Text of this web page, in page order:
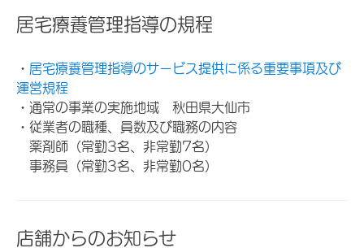
居宅療養管理指導の規程
・ 居宅療養管理指導のサービス提供に係る重要事項及び
運営規程
・通常の事業の実施地域 秋田県大仙市
・従業者の職種、員数及び職務の内容
薬剤師（常勤3名、非常勤7名）
事務員（常勤3名、非常勤0名）
店舗からのお知らせ